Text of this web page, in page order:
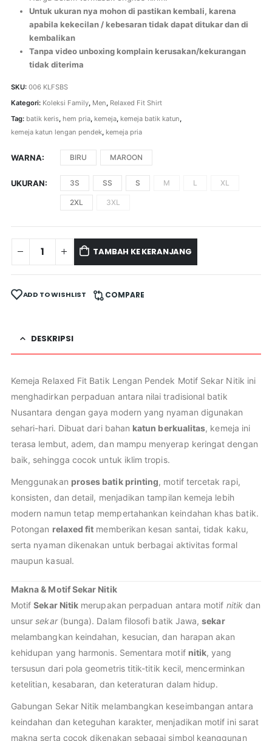
Untuk ukuran nya mohon di pastikan kembali, karena
apabila kekecilan / kebesaran tidak dapat ditukar dan di
kembalikan
Tanpa video unboxing komplain kerusakan/kekurangan
tidak diterima
SKU: 006 KLFSBS
Kategori: Koleksi Family, Men, Relaxed Fit Shirt
Tag: batik keris, hem pria, kemeja, kemeja batik katun
kemeja katun lengan pendek, kemeja pria
WARNA BIRU MAROON
UKURAN 3S SS S M L XL
2XL 3XL
TAMBAH KE KERANJANG
ADD TO WISHLIST COMPARE
DESKRIPSI
Kemeja Relaxed Fit Batik Lengan Pendek Motif Sekar Nitik ini
menghadirkan perpaduan antara nilai tradisional batik
Nusantara dengan gaya modern yang nyaman digunakan
sehari-hari. Dibuat dari bahan katun berkualitas, kemeja ini
terasa lembut, adem, dan mampu menyerap keringat dengan
baik, sehingga cocok untuk iklim tropis.
Menggunakan proses batik printing, motif tercetak rapi,
konsisten, dan detail, menjadikan tampilan kemeja lebih
modern namun tetap mempertahankan keindahan khas batik.
Potongan relaxed fit memberikan kesan santai, tidak kaku,
serta nyaman dikenakan untuk berbagai aktivitas formal
maupun kasual.
Makna & Motif Sekar Nitik
MotifSekar Nitik merupakan perpaduan antara motif nitikdan
unsursekar(bunga). Dalam filosofi batik Jawa,sekar
melambangkan keindahan, kesucian, dan harapan akan
kehidupan yang harmonis. Sementara motif nitik, yang
tersusun dari pola geometris titik-titik kecil, mencerminkan
ketelitian, kesabaran, dan keteraturan dalam hidup.
Gabungan Sekar Nitik melambangkan keseimbangan antara
keindahan dan keteguhan karakter, menjadikan motif ini sarat
makna serta cocok dikenakan sebagai simbol keanggunan